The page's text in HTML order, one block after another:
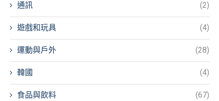
通訊 (2)
遊戲和玩具 (4)
運動與戶外 (28)
韓國 (4)
食品與飲料 (67)